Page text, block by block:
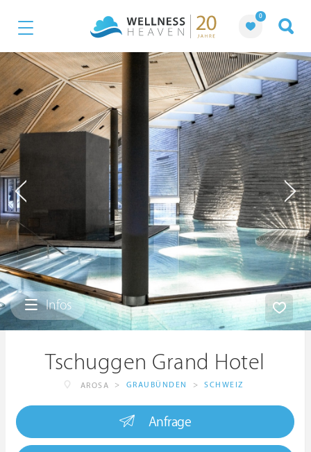
0
Infos
Tschuggen Grand Hotel
AROSA > GRAUBÜNDEN > SCHWEIZ
Anfrage